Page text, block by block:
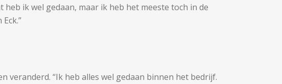
ik wel gedaan, maar ik heb het meeste toch in de
veranderd. “Ik heb alles wel gedaan binnen het bedrijf.